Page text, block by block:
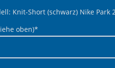
Knit-Short (schwarz) Nike Park
oben)*